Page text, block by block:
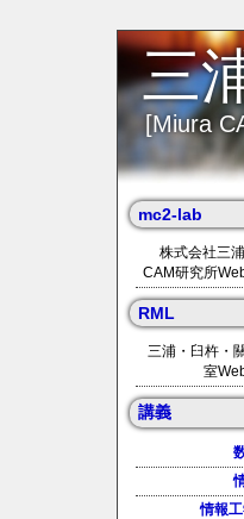
三
[Miura
mc2-lab
株式会社三
CAM研究所
RML
三浦・臼杵・
室
講義
情報